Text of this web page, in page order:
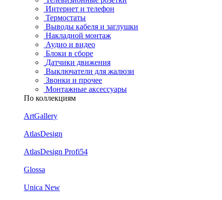
Интернет и телефон
Термостаты
Выводы кабеля и заглушки
Накладной монтаж
Аудио и видео
Блоки в сборе
Датчики движения
Выключатели для жалюзи
Звонки и прочее
Монтажные аксессуары
По коллекциям
ArtGallery
AtlasDesign
AtlasDesign Profi54
Glossa
Unica New